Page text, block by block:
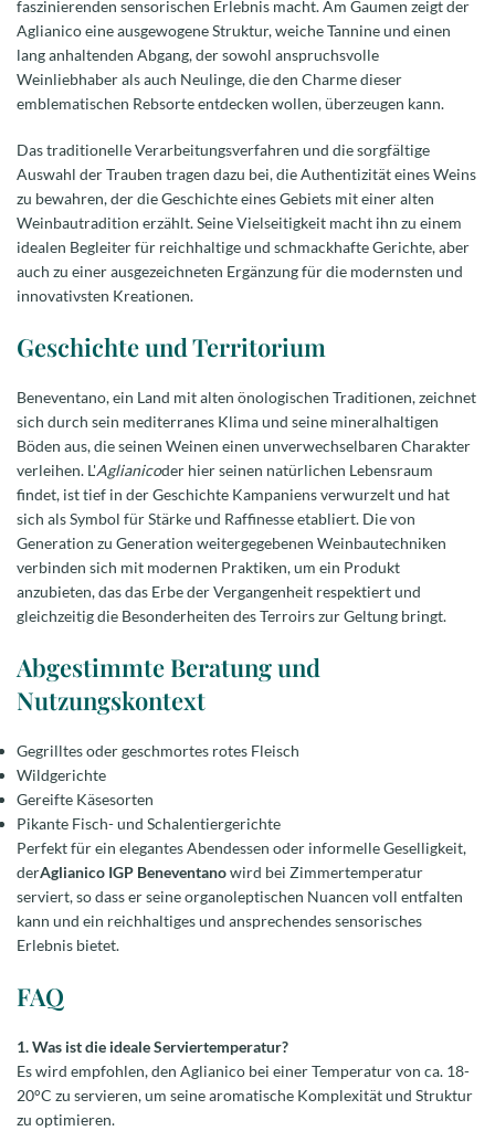
faszinierenden sensorischen Erlebnis macht. Am Gaumen zeigt der
Aglianico eine ausgewogene Struktur, weiche Tannine und einen
lang anhaltenden Abgang, der sowohl anspruchsvolle
Weinliebhaber als auch Neulinge, die den Charme dieser
emblematischen Rebsorte entdecken wollen, überzeugen kann.
Das traditionelle Verarbeitungsverfahren und die sorgfältige
Auswahl der Trauben tragen dazu bei, die Authentizität eines Weins
zu bewahren, der die Geschichte eines Gebiets mit einer alten
Weinbautradition erzählt. Seine Vielseitigkeit macht ihn zu einem
idealen Begleiter für reichhaltige und schmackhafte Gerichte, aber
auch zu einer ausgezeichneten Ergänzung für die modernsten und
innovativsten Kreationen.
Geschichte und Territorium
Beneventano, ein Land mit alten önologischen Traditionen, zeichnet
sich durch sein mediterranes Klima und seine mineralhaltigen
Böden aus, die seinen Weinen einen unverwechselbaren Charakter
verleihen. L'Aglianicoder hier seinen natürlichen Lebensraum
findet, ist tief in der Geschichte Kampaniens verwurzelt und hat
sich als Symbol für Stärke und Raffinesse etabliert. Die von
Generation zu Generation weitergegebenen Weinbautechniken
verbinden sich mit modernen Praktiken, um ein Produkt
anzubieten, das das Erbe der Vergangenheit respektiert und
gleichzeitig die Besonderheiten des Terroirs zur Geltung bringt.
Abgestimmte Beratung und
Nutzungskontext
Gegrilltes oder geschmortes rotes Fleisch
Wildgerichte
Gereifte Käsesorten
Pikante Fisch- und Schalentiergerichte
Perfekt für ein elegantes Abendessen oder informelle Geselligkeit,
derAglianico IGP Beneventanowird bei Zimmertemperatur
serviert, so dass er seine organoleptischen Nuancen voll entfalten
kann und ein reichhaltiges und ansprechendes sensorisches
Erlebnis bietet.
FAQ
1. Was ist die ideale Serviertemperatur?
Es wird empfohlen, den Aglianico bei einer Temperatur von ca. 18-
20°C zu servieren, um seine aromatische Komplexität und Struktur
zu optimieren.